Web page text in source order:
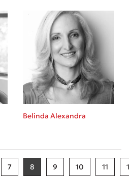
Belinda Alexandra
7 8 9 10 11